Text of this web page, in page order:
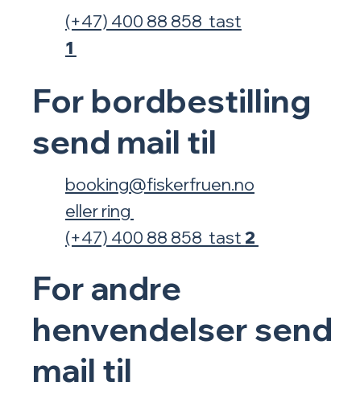
(+47) 400 88 858 tast
1
For bordbestilling
send mail til
booking@fiskerfruen.no
ellerring
(+47) 400 88 858 tast2
For andre
henvendelser send
mail til